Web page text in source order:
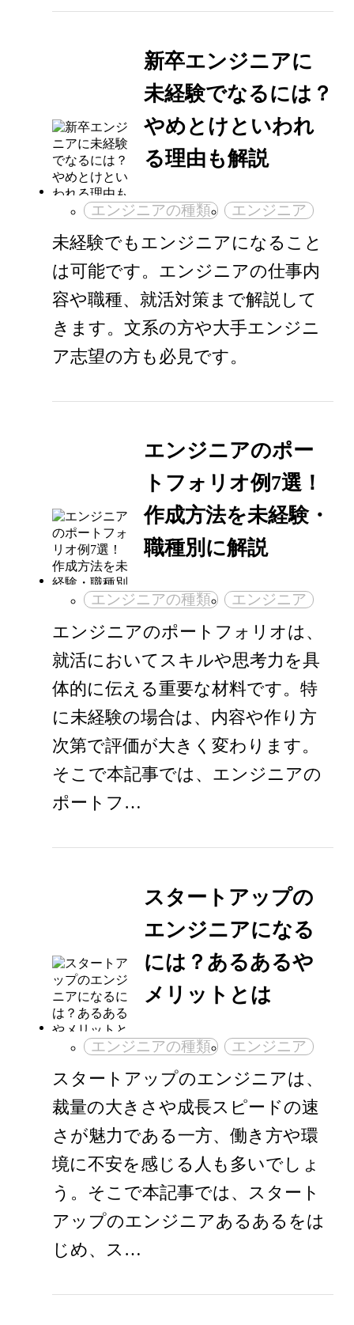
新卒エンジニアに
未経験でなるには？
やめとけといわれ
る理由も解説
エンジニアの種類 エンジニア
未経験でもエンジニアになること
は可能です。エンジニアの仕事内
容や職種、就活対策まで解説して
きます。文系の方や大手エンジニ
ア志望の方も必見です。
エンジニアのポー
トフォリオ例7選！
作成方法を未経験・
職種別に解説
エンジニアの種類 エンジニア
エンジニアのポートフォリオは、
就活においてスキルや思考力を具
体的に伝える重要な材料です。特
に未経験の場合は、内容や作り方
次第で評価が大きく変わります。
そこで本記事では、エンジニアの
ポートフ…
スタートアップの
エンジニアになる
には？あるあるや
メリットとは
エンジニアの種類 エンジニア
スタートアップのエンジニアは、
裁量の大きさや成長スピードの速
さが魅力である一方、働き方や環
境に不安を感じる人も多いでしょ
う。そこで本記事では、スタート
アップのエンジニアあるあるをは
じめ、ス…